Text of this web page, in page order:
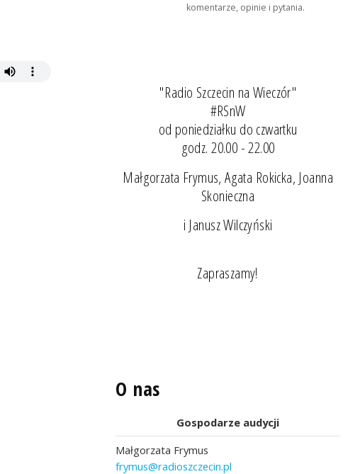
komentarze, opinie i pytania.
"Radio Szczecin na Wieczór"
#RSnW
od poniedziałku do czwartku
godz. 20.00 - 22.00
Małgorzata Frymus, Agata Rokicka, Joanna
Skonieczna
i Janusz Wilczyński
Zapraszamy!
O nas
Gospodarze audycji
Małgorzata Frymus
frymus@radioszczecin.pl